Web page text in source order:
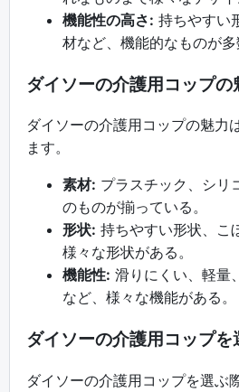
機能性の高さ: 持ちやすい
材など、機能的なものが多
ダイソーの介護用コップの
ダイソーの介護用コップの魅力
ます。
素材: プラスチック、シリ
のものが揃っている。
形状: 持ちやすい形状、こ
様々な形状がある。
機能性: 滑りにくい、軽量
など、様々な機能がある。
ダイソーの介護用コップを
ダイソーの介護用コップを選ぶ